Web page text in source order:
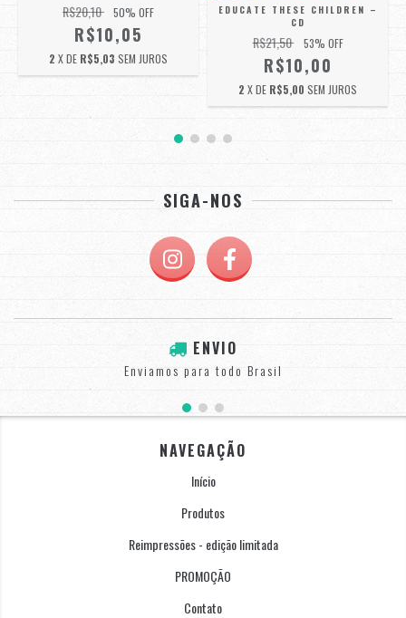
R$20,10 50% OFF
R$10,05
2 X DE R$5,03 SEM JUROS
EDUCATE THESE CHILDREN –
CD
R$21,50 53% OFF
R$10,00
2 X DE R$5,00 SEM JUROS
SIGA-NOS
ENVIO
Enviamos para todo Brasil
NAVEGAÇÃO
Início
Produtos
Reimpressões - edição limitada
PROMOÇÃO
Contato